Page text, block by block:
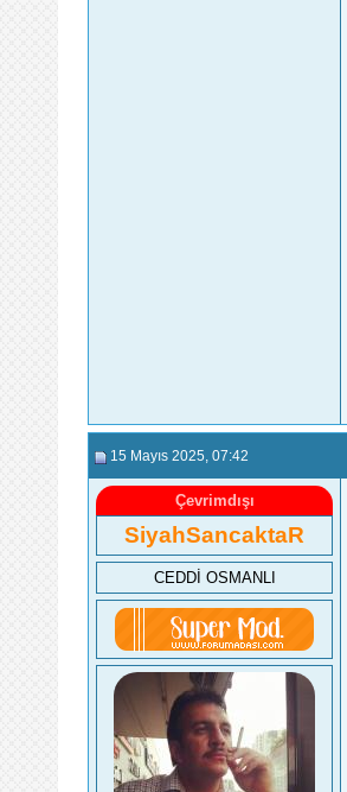
15 Mayıs 2025 , 07:42
Çevrimdışı
SiyahSancaktaR
CEDDİ OSMANLI